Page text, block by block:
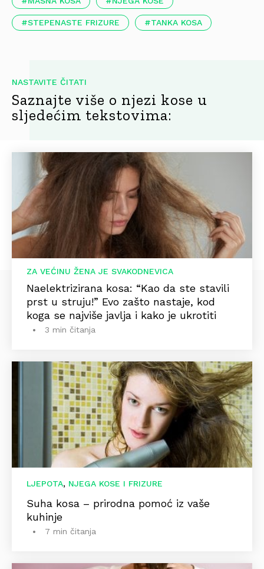
STEPENASTE FRIZURE TANKA KOSA
Saznajte više o njezi kose u
sljedećim tekstovima:
NASTAVITE ČITATI
ZA VEĆINU ŽENA JE SVAKODNEVICA
Naelektrizirana kosa: “Kao da ste stavili
prst u struju!” Evo zašto nastaje, kod
koga se najviše javlja i kako je ukrotiti
3 min čitanja
LJEPOTA, NJEGA KOSE I FRIZURE
Suha kosa – prirodna pomoć iz vaše
kuhinje
7 min čitanja